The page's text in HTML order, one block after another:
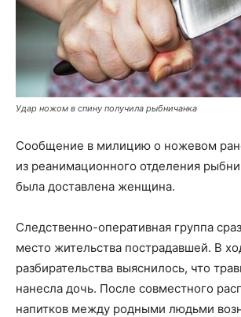
Удар ножом в спину получила рыбничанка
Сообщение в милицию о ножевом
из реанимационного отделения
была доставлена женщина.
Следственно-оперативная группа
место жительства пострадавшей. В
разбирательства выяснилось, что
нанесла дочь. После совместного
напитков между родными людьми